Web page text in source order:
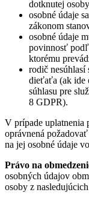
dotknutej
osobné údaje
zákonom
osobné údaje
povinnosť
ktorému
rodič nesúhlasí
dieťaťa (ak ide
súhlasu pre
8 GDPR).
V prípade uplatnenia
oprávnená
na jej osobné údaje
Právo na
osobných údajov
osoby z